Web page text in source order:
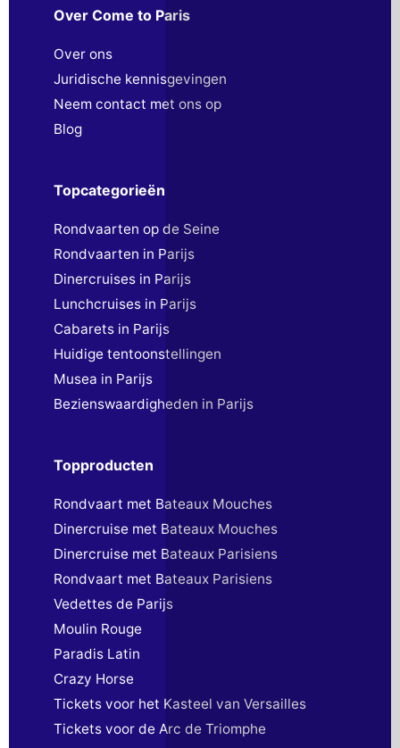
Over Come to Paris
Over ons
Juridische kennisgevingen
Neem contact met ons op
Blog
Topcategorieën
Rondvaarten op de Seine
Rondvaarten in Parijs
Dinercruises in Parijs
Lunchcruises in Parijs
Cabarets in Parijs
Huidige tentoonstellingen
Musea in Parijs
Bezienswaardigheden in Parijs
Topproducten
Rondvaart met Bateaux Mouches
Dinercruise met Bateaux Mouches
Dinercruise met Bateaux Parisiens
Rondvaart met Bateaux Parisiens
Vedettes de Parijs
Moulin Rouge
Paradis Latin
Crazy Horse
Tickets voor het Kasteel van Versailles
Tickets voor de Arc de Triomphe